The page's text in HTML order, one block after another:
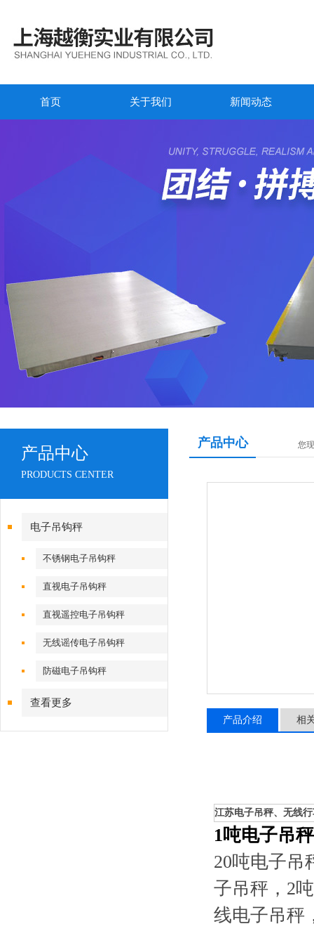
首页 关于我们 新闻动态
产品中心
PRODUCTS CENTER
电子吊钩秤
不锈钢电子吊钩秤
直视电子吊钩秤
直视遥控电子吊钩秤
无线谣传电子吊钩秤
防磁电子吊钩秤
查看更多
产品中心 您
产品介绍 相
江苏电子吊秤、无线
1吨电子吊秤
20吨电子吊
子吊秤，2
线电子吊秤